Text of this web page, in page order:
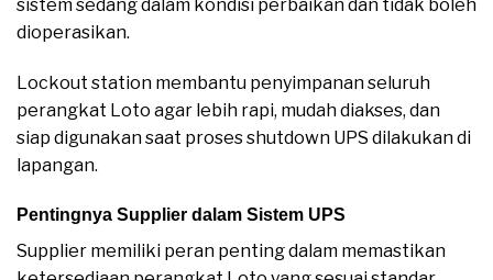
sistem sedang dalam kondisi perbaikan dan tidak boleh
dioperasikan.
Lockout station membantu penyimpanan seluruh
perangkat Loto agar lebih rapi, mudah diakses, dan
siap digunakan saat proses shutdown UPS dilakukan di
lapangan.
Pentingnya Supplier dalam Sistem UPS
Supplier memiliki peran penting dalam memastikan